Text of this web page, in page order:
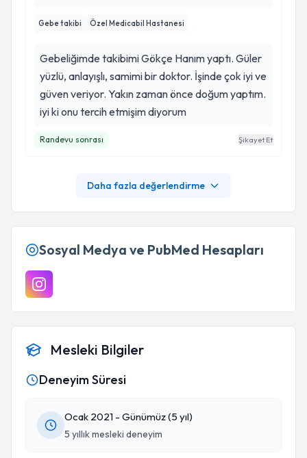
Gebe takibi Özel Medicabil Hastanesi
Gebeliğimde takibimi Gökçe Hanım yaptı. Güler
yüzlü, anlayışlı, samimi bir doktor. İşinde çok iyi ve
güven veriyor. Yakın zaman önce doğum yaptım.
iyi ki onu tercih etmişim diyorum
Randevu sonrası Şikayet Et
Daha fazla değerlendirme
Sosyal Medya ve PubMed Hesapları
Mesleki Bilgiler
Deneyim Süresi
Ocak 2021 - Günümüz (5 yıl)
5 yıllık mesleki deneyim